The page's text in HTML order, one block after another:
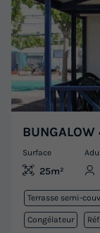
Surface
25m²
Terrasse semi-
Congélateur